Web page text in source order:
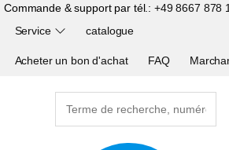
Commande & support par tél.: +49 8667 878
Service catalogue
Acheter un bon d'achat FAQ